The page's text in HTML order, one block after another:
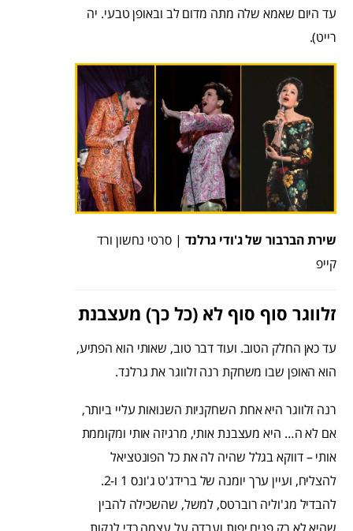
עד היום שאמא שלה מתה מדום לב ובאופן טבעי. יה
רייט).
שירת הברבור של ג'ודי גרלנד | סרטי נחשון ורד
קייפ
זלווגר סוף סוף לא (כל כך) מעצבנת
עד כאן החלק הטוב. ועוד דבר טוב, שאותי הוא הפתיע,
הוא האופן שבו משחקת רנה זלווגר את גרלנד.
רנה זלווגר היא אחת השחקניות השנואות עליי ביותר,
אם לא ה… היא מעצבנת אותי, מרגיזה אותי ומקוממת
אותי – דווקא בגלל שהיה לה את כל הפונטציאל
להצליח, ועיין ערך יומנה של ברידג'ט ג'ונס 1 ו-2.
להבדיל מג'וליה רוברטס, למשל, שהשכילה להבין